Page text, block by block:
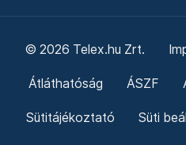
© 2026 Telex.hu Zrt.
Átláthatóság ÁSZF
Sütitájékoztató Süti